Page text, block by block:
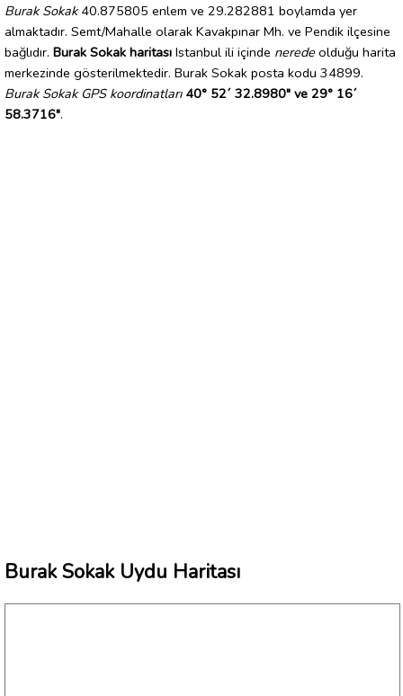
Burak Sokak40.875805 enlem ve 29.282881 boylamda yer
almaktadır. Semt/Mahalle olarak Kavakpınar Mh. ve Pendik ilçesine
bağlıdır. Burak Sokak haritası Istanbul ili içinde nerede olduğu harita
merkezinde gösterilmektedir. Burak Sokak posta kodu 34899.
Burak Sokak GPS koordinatları 40° 52´ 32.8980" ve 29° 16´
58.3716".
Burak Sokak Uydu Haritası